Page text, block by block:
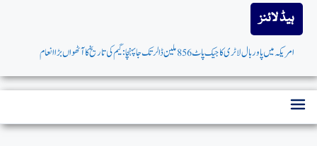
ہیڈ لائنز
امریکہ میں پاوربال لاٹری کاجیک پاٹ 856 ملین ڈالرتک جاپہنچا: گیم کی تاریخ کاآٹھواں بڑاانعام